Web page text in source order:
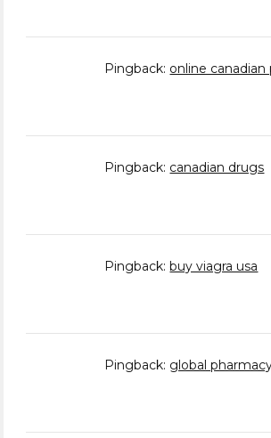
Pingback: online canadian
Pingback: canadian drugs
Pingback:buy viagra usa
Pingback: global